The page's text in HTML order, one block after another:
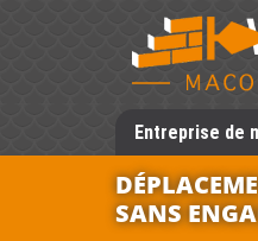
Entreprise de
SANS